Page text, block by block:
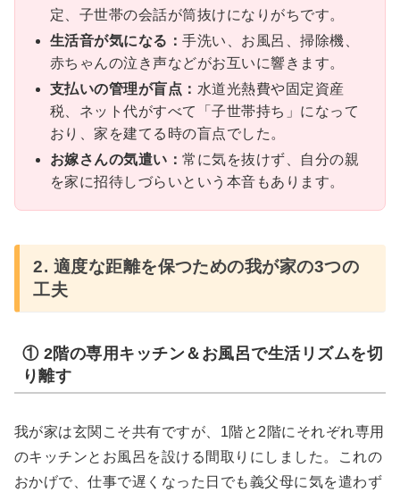
定、子世帯の会話が筒抜けになりがちです。
生活音が気になる：手洗い、お風呂、掃除機、
赤ちゃんの泣き声などがお互いに響きます。
支払いの管理が盲点： 水道光熱費や固定資産
税、ネット代がすべて「子世帯持ち」になって
おり、家を建てる時の盲点でした。
お嫁さんの気遣い：常に気を抜けず、自分の親
を家に招待しづらいという本音もあります。
2. 適度な距離を保つための我が家の3つの
工夫
① 2階の専用キッチン＆お風呂で生活リズムを切
り離す
我が家は玄関こそ共有ですが、1階と2階にそれぞれ専用
のキッチンとお風呂を設ける間取りにしました。これの
おかげで、仕事で遅くなった日でも義父母に気を遣わず